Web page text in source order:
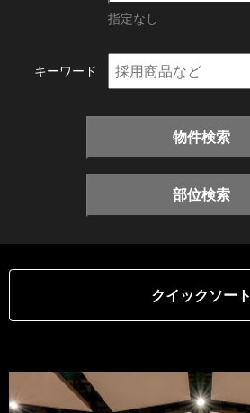
指定なし
キーワード
物件検索
部位検索
クイックソート